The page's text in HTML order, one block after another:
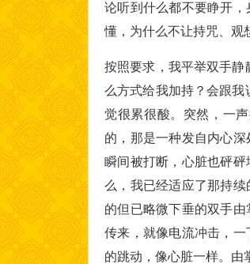
论听到什么都不要睁开
懂，为什么不让持咒、观
按照要求，我平举双手静
么方式给我加持？会跟我
觉很累很酸。突然，一
的，那是一种发自内心
瞬间被打断，心脏也砰
么，我已经适应了那持
的但已略微下垂的双手
传来，就像电流冲击，
的跳动，像心脏一样。由